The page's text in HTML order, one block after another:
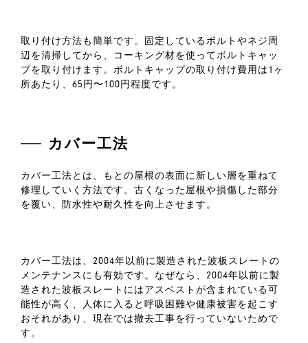
取り付け方法も簡単です。固定しているボルトやネジ周
辺を清掃してから、コーキング材を使ってボルトキャッ
プを取り付けます。ボルトキャップの取り付け費用は1ヶ
所あたり、65円〜100円程度です。
カバー工法
カバー工法とは、もとの屋根の表面に新しい層を重ねて
修理していく方法です。古くなった屋根や損傷した部分
を覆い、防水性や耐久性を向上させます。
カバー工法は、2004年以前に製造された波板スレートの
メンテナンスにも有効です。なぜなら、2004年以前に製
造された波板スレートにはアスベストが含まれている可
能性が高く、人体に入ると呼吸困難や健康被害を起こす
おそれがあり、現在では撤去工事を行っていないためで
す。